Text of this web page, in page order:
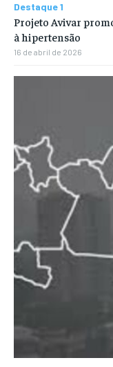
Destaque 1
Projeto Avivar
à hipertensão
16 de abril de 2026